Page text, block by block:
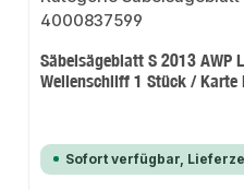
Säbelsägeblatt S 2013 AWP
Wellenschliff 1 Stück / Karte
Sofort verfügbar,